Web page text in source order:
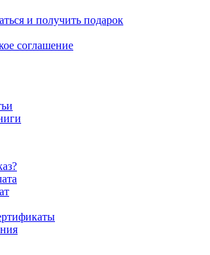
и получить подарок
соглашение